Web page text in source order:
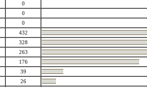
0
0
0
432
328
263
176
39
26